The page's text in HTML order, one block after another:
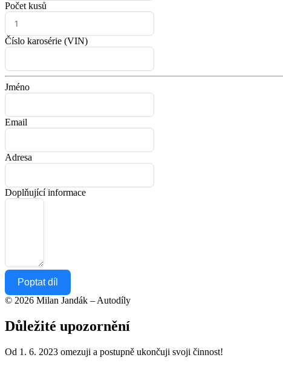
Počet kusů
Číslo karosérie (VIN)
Jméno
Email
Adresa
Doplňující informace
Poptat díl
© 2026 Milan Jandák – Autodíly
Důležité upozornění
Od 1. 6. 2023 omezuji a postupně ukončuji svoji činnost!